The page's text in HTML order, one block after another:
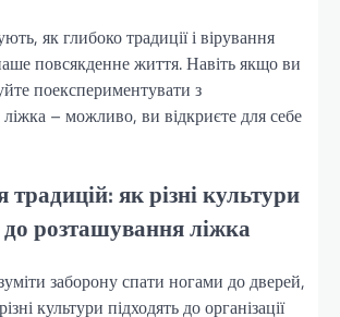
як глибоко традиції і вірування
повсякденне життя. Навіть якщо ви
поекспериментувати з
– можливо, ви відкриєте для себе
як різні культури
до розташування ліжка
заборону спати ногами до дверей,
культури підходять до організації